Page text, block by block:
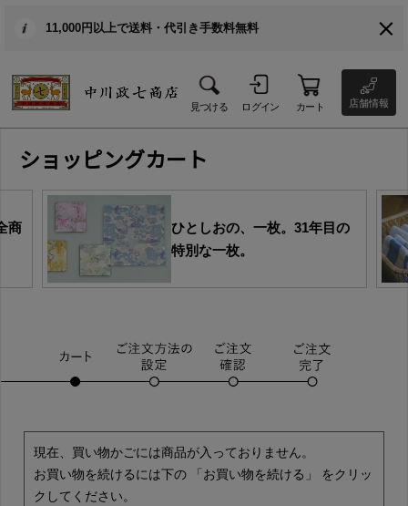
11,000円以上で送料・代引き手数料無料
見つける ログイン カート 店舗情報
ショッピングカート
商
ひとしおの、一枚。31年目の
特別な一枚。
現在、買い物かごには商品が入っておりません。
お買い物を続けるには下の 「お買い物を続ける」 をクリッ
クしてください。